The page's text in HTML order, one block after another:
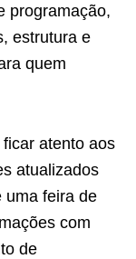
programação,
estrutura e
quem
atento aos
atualizados
uma feira de
com
de